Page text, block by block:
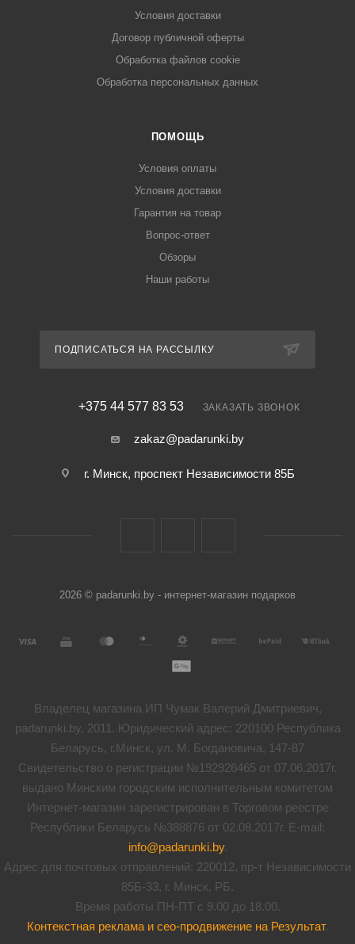
Условия доставки
Договор публичной оферты
Обработка файлов cookie
Обработка персональных данных
ПОМОЩЬ
Условия оплаты
Условия доставки
Гарантия на товар
Вопрос-ответ
Обзоры
Наши работы
ПОДПИСАТЬСЯ НА РАССЫЛКУ
+375 44 577 83 53 ЗАКАЗАТЬ ЗВОНОК
zakaz@padarunki.by
г. Минск, проспект Независимости 85Б
2026 © padarunki.by - интернет-магазин подарков
Владелец магазина ИП Чумак Валерий Дмитриевич,
padarunki.by, 2011. Юридический адрес: 220100 Республика
Беларусь, г.Минск, ул. М. Богдановича, 147-87
Свидетельство о регистрации №192926465 от 07.06.2017г.
выдано Минским городским исполнительным комитетом
Интернет-магазин зарегистрирован в Торговом реестре
Республики Беларусь №388876 от 02.08.2017г. E-mail:
info@padarunki.by.
Адрес для почтовых отправлений: 220012, пр-т Независимости
85Б-33, г. Минск, РБ.
Время работы ПН-ПТ с 9.00 до 18.00.
Контекстная реклама и сео-продвижение на Результат.